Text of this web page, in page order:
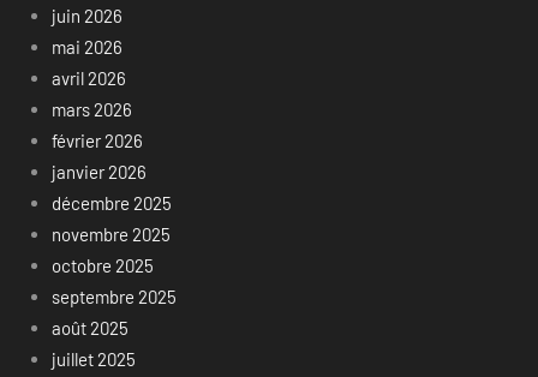
juin 2026
mai 2026
avril 2026
mars 2026
février 2026
janvier 2026
décembre 2025
novembre 2025
octobre 2025
septembre 2025
août 2025
juillet 2025